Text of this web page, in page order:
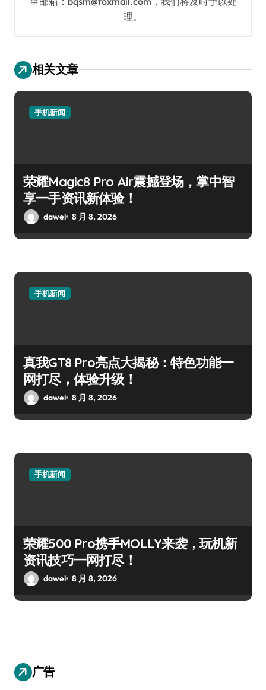
理。
相关文章
手机新闻
荣耀Magic8 Pro Air震撼登场，掌中智
享一手资讯新体验！
dawei 8 月 8, 2026
手机新闻
真我GT8 Pro亮点大揭秘：特色功能一
网打尽，体验升级！
dawei 8 月 8, 2026
手机新闻
荣耀500 Pro携手MOLLY来袭，玩机新
资讯技巧一网打尽！
dawei 8 月 8, 2026
广告